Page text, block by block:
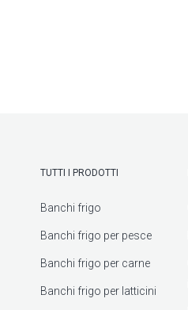
TUTTI I PRODOTTI
Banchi frigo
Banchi frigo per pesce
Banchi frigo per carne
Banchi frigo per latticini